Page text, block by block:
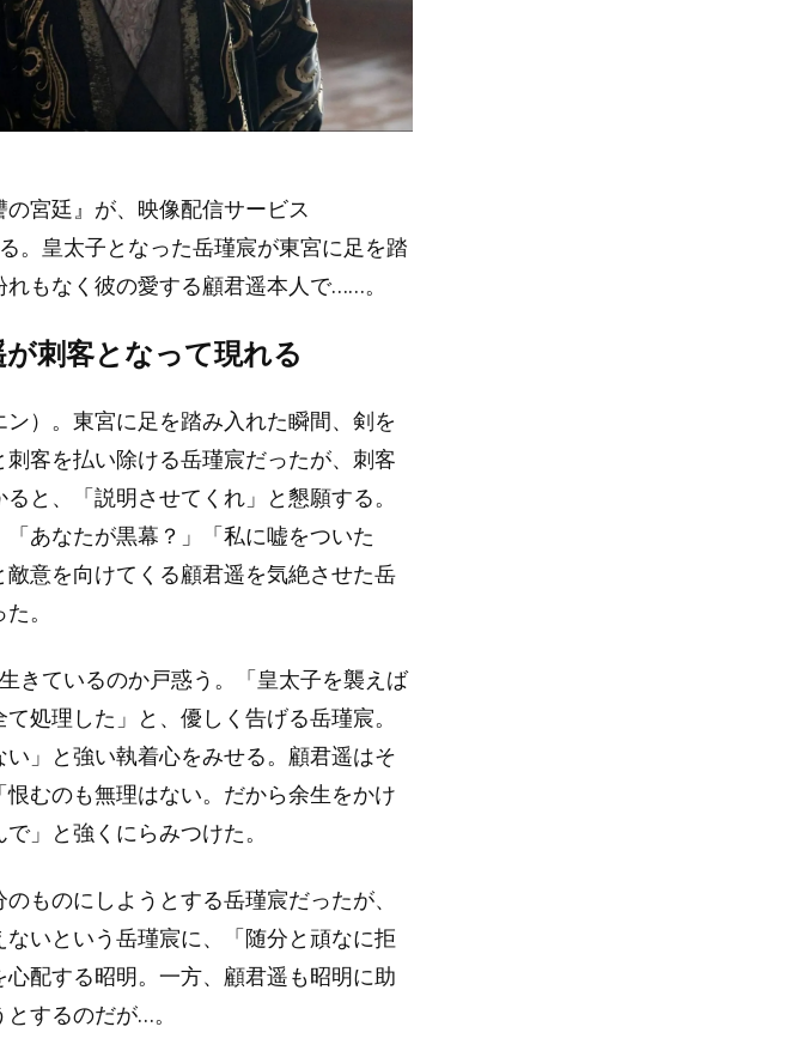
宮廷』が、映像配信サービス
。皇太子となった岳瑾宸が東宮に足を踏
もなく彼の愛する顧君遥本人で……。
刺客となって現れる
）。東宮に足を踏み入れた瞬間、剣を
客を払い除ける岳瑾宸だったが、刺客
と、「説明させてくれ」と懇願する。
あなたが黒幕？」「私に嘘をついた
意を向けてくる顧君遥を気絶させた岳
。
きているのか戸惑う。「皇太子を襲えば
処理した」と、優しく告げる岳瑾宸。
」と強い執着心をみせる。顧君遥はそ
むのも無理はない。だから余生をかけ
」と強くにらみつけた。
ものにしようとする岳瑾宸だったが、
いという岳瑾宸に、「随分と頑なに拒
配する昭明。一方、顧君遥も昭明に助
するのだが…。